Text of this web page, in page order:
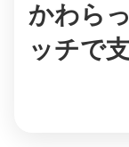
かわら
ッチで